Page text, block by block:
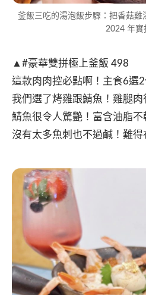
釜飯三吃的湯泡飯步驟：把香菇雞
2024 年實
▲#豪華雙拼極上釜飯 498
這款肉肉控必點啊！主食6選
我們選了烤雞跟鯖魚！雞腿
鯖魚很令人驚艷！富含油脂不
沒有太多魚刺也不過鹹！難